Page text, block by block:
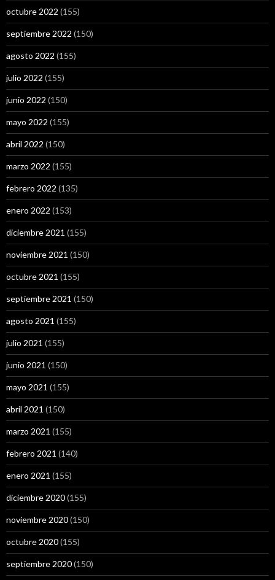
octubre 2022 (155)
septiembre 2022 (150)
agosto 2022 (155)
julio 2022 (155)
junio 2022 (150)
mayo 2022 (155)
abril 2022 (150)
marzo 2022 (155)
febrero 2022 (135)
enero 2022 (153)
diciembre 2021 (155)
noviembre 2021 (150)
octubre 2021 (155)
septiembre 2021 (150)
agosto 2021 (155)
julio 2021 (155)
junio 2021 (150)
mayo 2021 (155)
abril 2021 (150)
marzo 2021 (155)
febrero 2021 (140)
enero 2021 (155)
diciembre 2020(155)
noviembre 2020(150)
octubre 2020(155)
septiembre 2020(150)